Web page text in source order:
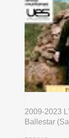
2009-2023
Ballestar